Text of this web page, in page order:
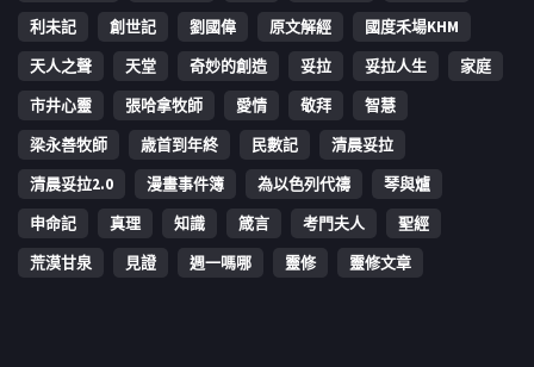
利未記
創世記 劉國偉 原文解經
國度禾場KHM
天人之聲
天堂 奇妙的創造 妥拉 妥拉人生
家庭
市井心靈
張哈拿牧師 愛情 敬拜
智慧
梁永善牧師
歳首到年終 民數記
清晨妥拉
清晨妥拉2.0
漫畫事件簿 為以色列代禱
琴與爐
申命記
真理 知識 箴言 考門夫人
聖經
荒漠甘泉
見證 週一嗎哪 靈修 靈修文章